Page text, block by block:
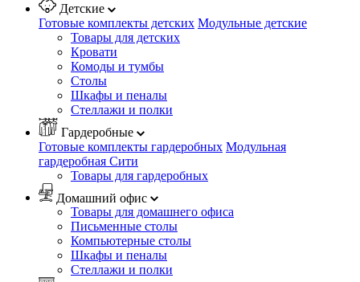
Детские
Готовые комплекты детских Модульные детские
Товары для детских
Кровати
Комоды и тумбы
Столы
Шкафы и пеналы
Стеллажи и полки
Гардеробные
Готовые комплекты гардеробных Модульная
гардеробная Сити
Товары для гардеробных
Домашний офис
Товары для домашнего офиса
Письменные столы
Компьютерные столы
Шкафы и пеналы
Стеллажи и полки